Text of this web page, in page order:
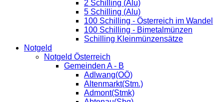
2 Schilling (Alu)
5 Schilling (Alu)
100 Schilling - Österreich im Wandel
100 Schilling - Bimetalmünzen
Schilling Kleinmünzensätze
Notgeld
Notgeld Österreich
Gemeinden A - B
Adlwang(OÖ)
Altenmarkt(Stm.)
Admont(Stmk)